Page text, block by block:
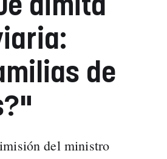
dimita
de
del ministro